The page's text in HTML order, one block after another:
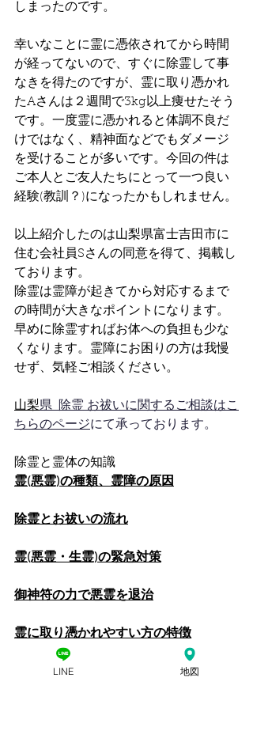
しまったのです。
幸いなことに霊に憑依されてから時間
が経ってないので、すぐに除霊して事
なきを得たのですが、霊に取り憑かれ
たAさんは２週間で3kg以上痩せたそう
です。一度霊に憑かれると体調不良だ
けではなく、精神面などでもダメージ
を受けることが多いです。今回の件は
ご本人とご友人たちにとって一つ良い
経験(教訓？)になったかもしれません。
以上紹介したのは山梨県富士吉田市に
住む会社員Sさんの同意を得て、掲載し
ております。
除霊は霊障が起きてから対応するまで
の時間が大きなポイントになります。
早めに除霊すればお体への負担も少な
くなります。霊障にお困りの方は我慢
せず、気軽ご相談ください。
山梨県  除霊 お祓いに関するご相談はこ
ちらのページにて承っております。
除霊と霊体の知識
霊(悪霊)の種類、霊障の原因
除霊とお祓いの流れ
霊(悪霊・生霊)の緊急対策
御神符の力で悪霊を退治
霊に取り憑かれやすい方の特徴
霊に憑依されないための対策
LINE 地図